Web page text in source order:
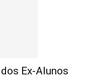
Ex-Alunos